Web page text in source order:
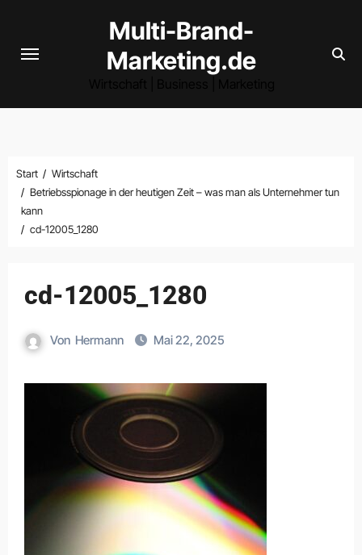
springen
Multi-Brand-
Marketing.de
Start
Wirtschaft
Betriebsspionage in der heutigen Zeit – was man als Unternehmer tun
kann
cd-12005_1280
cd-12005_1280
Von Hermann Mai 22, 2025